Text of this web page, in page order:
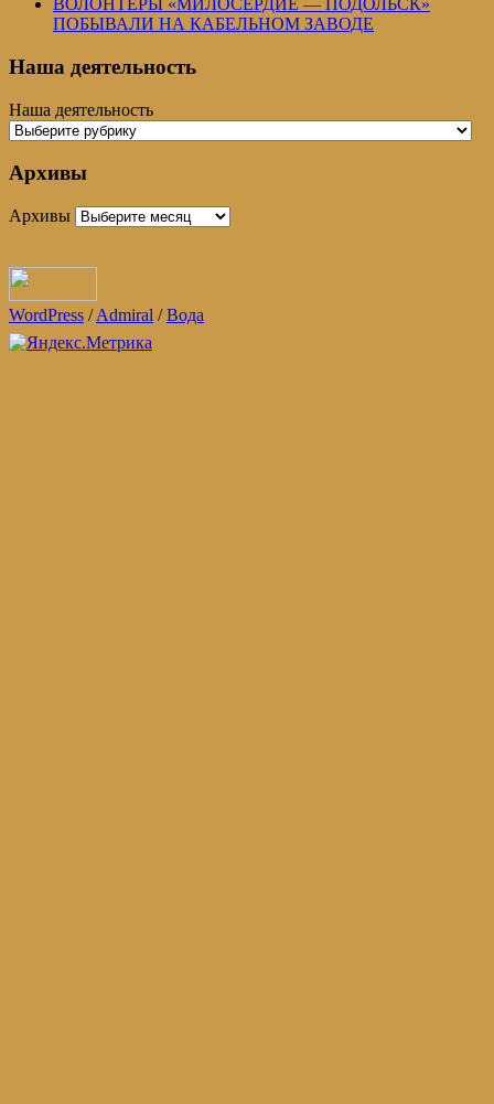
ВОЛОНТЕРЫ «МИЛОСЕРДИЕ — ПОДОЛЬСК»
ПОБЫВАЛИ НА КАБЕЛЬНОМ ЗАВОДЕ
Наша деятельность
Наша деятельность
Архивы
Архивы
WordPress /Admiral /Вода